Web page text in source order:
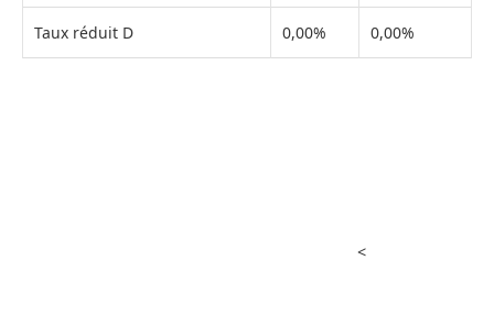
Taux réduit D 0,00% 0,00%
<